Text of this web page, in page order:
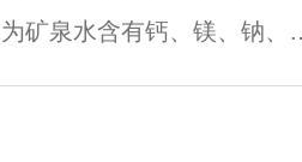
矿泉水含有钙、镁、钠、
质，能健脾胃，增加食欲